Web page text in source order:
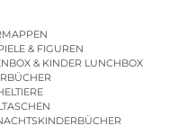
& FIGUREN
& KINDER LUNCHBOX